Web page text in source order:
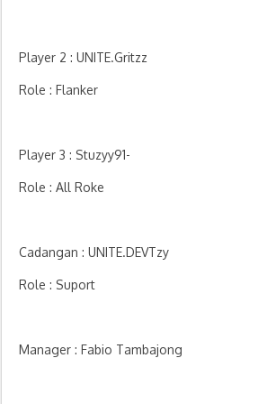
Player 2 : UNITE.Gritzz
Role : Flanker
Player 3 : Stuzyy91-
Role : All Roke
Cadangan : UNITE.DEVTzy
Role : Suport
Manager : Fabio Tambajong